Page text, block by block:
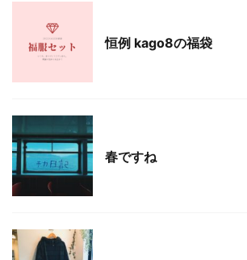
恒例 kago8の福袋
春ですね